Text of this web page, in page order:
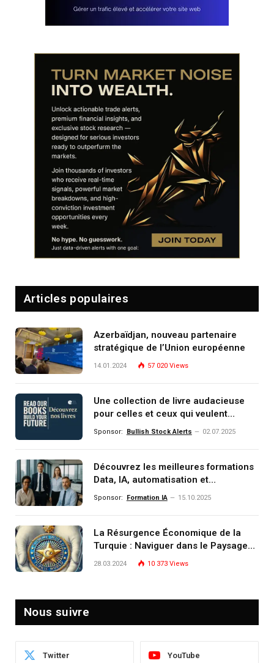
Articles populaires
Azerbaïdjan, nouveau partenaire
stratégique de l’Union européenne
14.01.2024 57 020 Views
Une collection de livre audacieuse
pour celles et ceux qui veulent
comprendre, investir et dominer le
Sponsor: Bullish Stock Alerts 02.07.2025
Découvrez les meilleures formations
Data, IA, automatisation et
investissement (gestion de
Sponsor: Formation IA 15.10.2025
La Résurgence Économique de la
Turquie : Naviguer dans le Paysage
Post-Crise
28.03.2024 10 373 Views
Nous suivre
Twitter YouTube